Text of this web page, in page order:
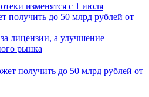
получить до 50 млрд рублей от
лицензии, а улучшение
рынка